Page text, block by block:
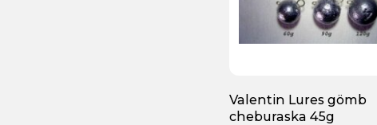
Valentin Lures gömb
cheburaska 45g